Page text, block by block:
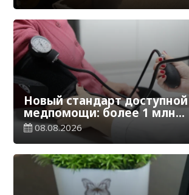
Новый стандарт доступной
медпомощи: более 1 млн
казахстанцев получили
телемедицинские услуги
08.08.2026